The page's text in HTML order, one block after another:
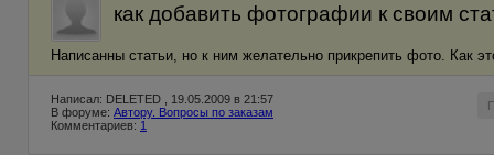
как добавить фотографии к своим
Написанны статьи, но к ним желательно прикрепить фото. Как
Написал: DELETED , 19.05.2009 в 21:57
В форуме: Автору. Вопросы по заказам
Комментариев: 1